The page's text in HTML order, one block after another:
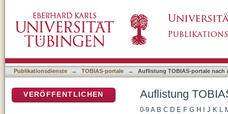
Publikationsdienste → TOBIAS-portale → Auflistung TOBIAS-portale nach
Auflistung
0-9 A B C D E F G H J K L
VERÖFFENTLICHEN